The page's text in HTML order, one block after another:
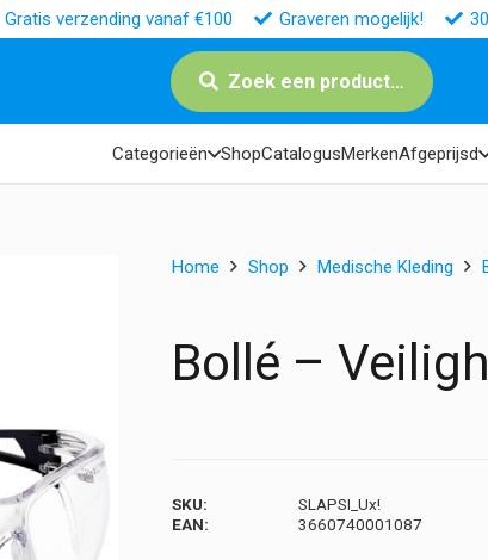
Gratis verzending vanaf €100 Graveren mogelijk!
Zoek een product…
Categorieën ShopCatalogusMerkenAfgeprijsd
Home Shop Medische Kleding
Bollé –
SKU:
SLAPSI_Ux!
EAN:
3660740001087